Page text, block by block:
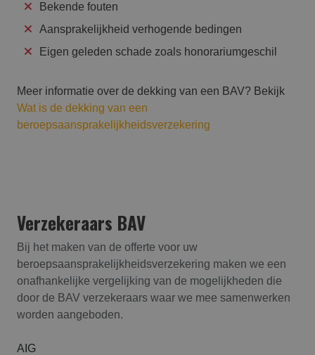
Bekende fouten
Aansprakelijkheid verhogende bedingen
Eigen geleden schade zoals honorariumgeschil
Meer informatie over de dekking van een BAV? Bekijk
Wat is de dekking van een
beroepsaansprakelijkheidsverzekering
Verzekeraars BAV
Bij het maken van de offerte voor uw
beroepsaansprakelijk­heids­verzekering maken we een
onafhankelijke vergelijking van de mogelijkheden die
door de BAV verzekeraars waar we mee samenwerken
worden aangeboden.
AIG